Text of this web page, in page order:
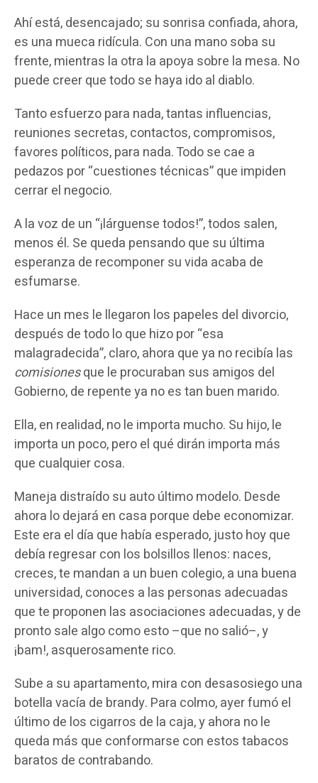
Ahí está, desencajado; su sonrisa confiada, ahora,
es una mueca ridícula. Con una mano soba su
frente, mientras la otra la apoya sobre la mesa. No
puede creer que todo se haya ido al diablo.
Tanto esfuerzo para nada, tantas influencias,
reuniones secretas, contactos, compromisos,
favores políticos, para nada. Todo se cae a
pedazos por “cuestiones técnicas” que impiden
cerrar el negocio.
A la voz de un “¡lárguense todos!”, todos salen,
menos él. Se queda pensando que su última
esperanza de recomponer su vida acaba de
esfumarse.
Hace un mes le llegaron los papeles del divorcio,
después de todo lo que hizo por “esa
malagradecida”, claro, ahora que ya no recibía las
comisionesque le procuraban sus amigos del
Gobierno, de repente ya no es tan buen marido.
Ella, en realidad, no le importa mucho. Su hijo, le
importa un poco, pero el qué dirán importa más
que cualquier cosa.
Maneja distraído su auto último modelo. Desde
ahora lo dejará en casa porque debe economizar.
Este era el día que había esperado, justo hoy que
debía regresar con los bolsillos llenos: naces,
creces, te mandan a un buen colegio, a una buena
universidad, conoces a las personas adecuadas
que te proponen las asociaciones adecuadas, y de
pronto sale algo como esto –que no salió–, y
¡bam!, asquerosamente rico.
Sube a su apartamento, mira con desasosiego una
botella vacía de brandy. Para colmo, ayer fumó el
último de los cigarros de la caja, y ahora no le
queda más que conformarse con estos tabacos
baratos de contrabando.